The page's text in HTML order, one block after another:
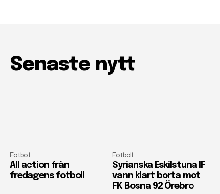
Senaste nytt
Fotboll
All action från
fredagens fotboll
Fotboll
Syrianska Eskilstuna IF
vann klart borta mot
FK Bosna 92 Örebro